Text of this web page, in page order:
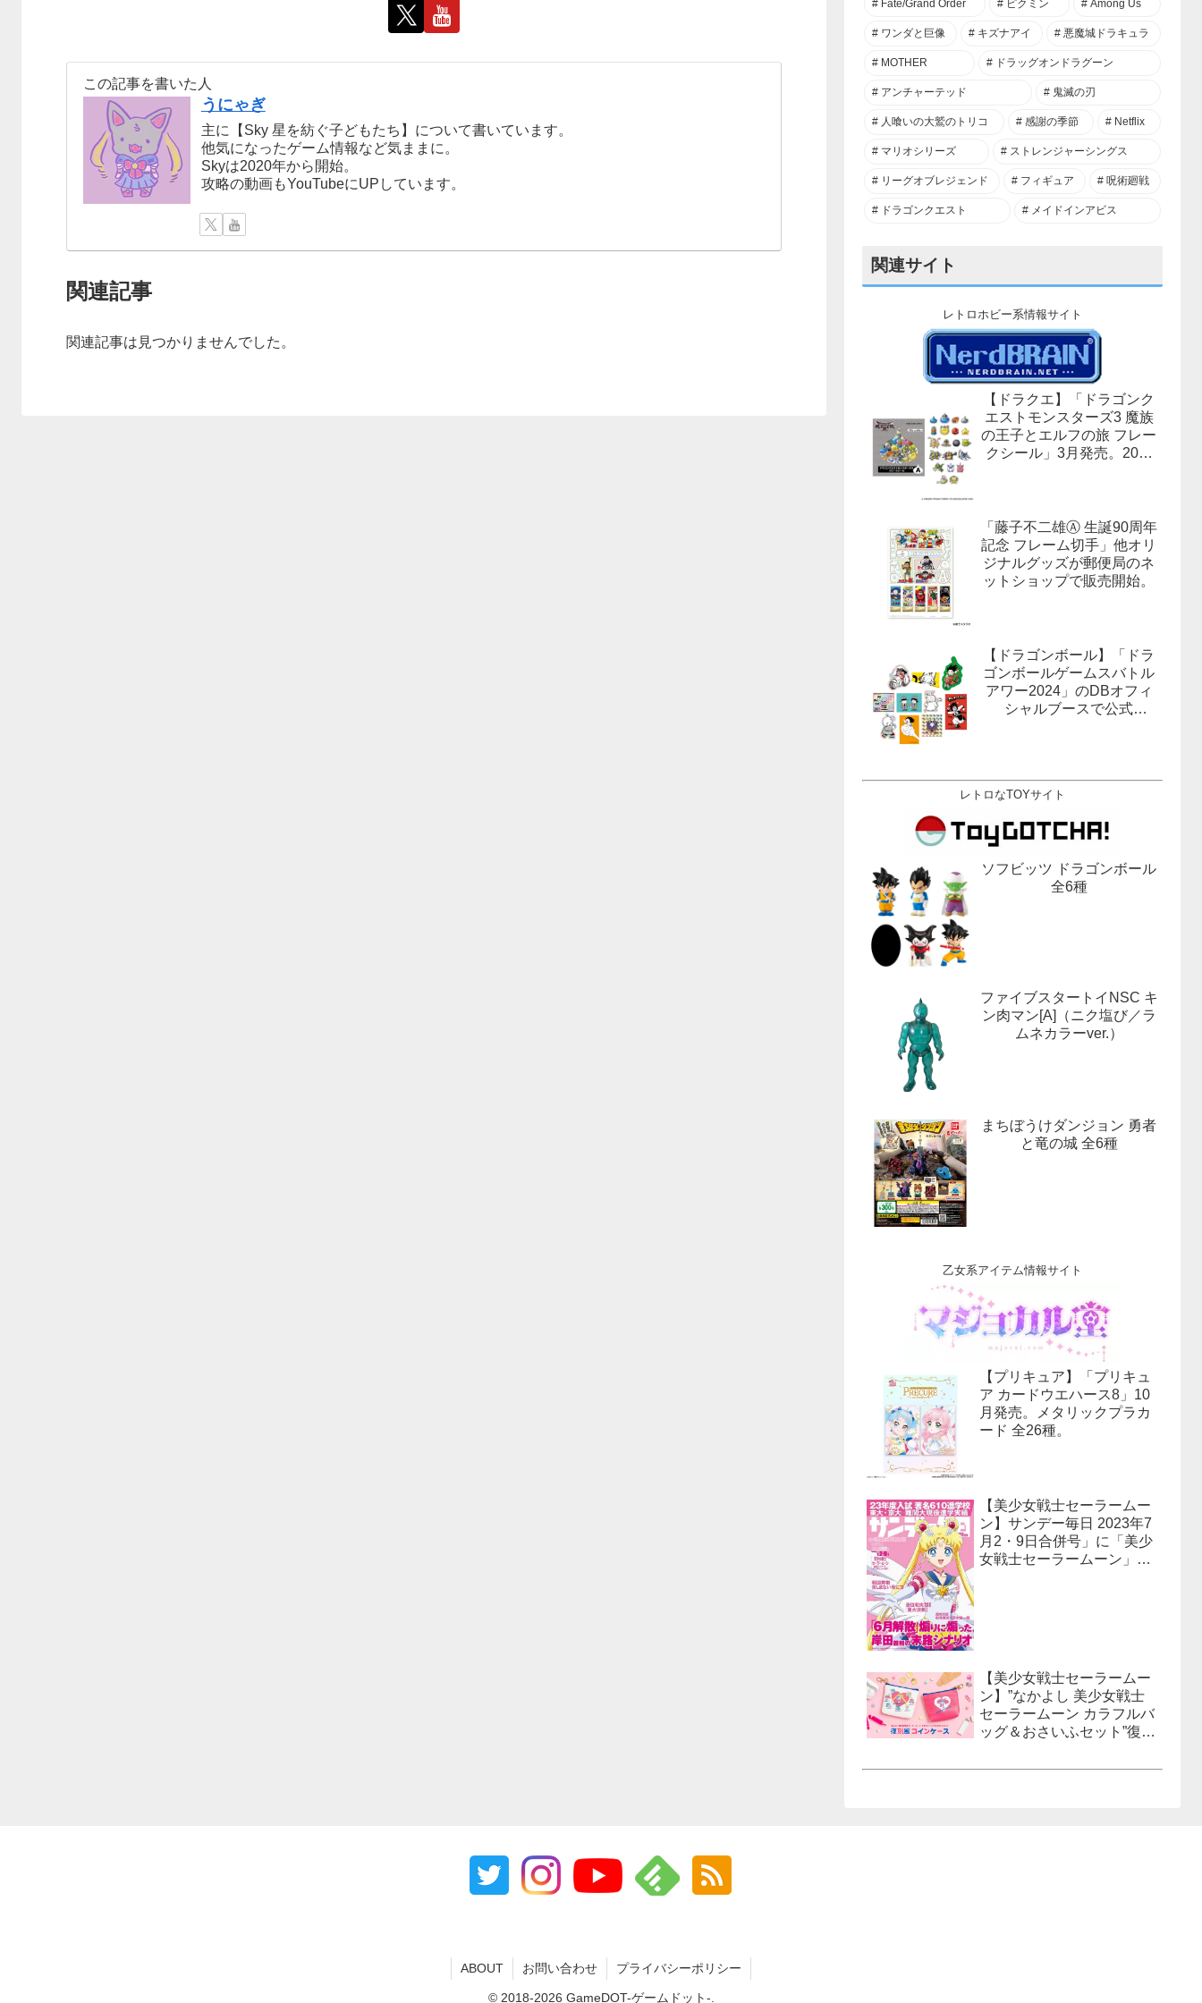
この記事を書いた人
うにゃぎ
主に【Sky 星を紡ぐ子どもたち】について書いています。
他気になったゲーム情報など気ままに。
Skyは2020年から開始。
攻略の動画もYouTubeにUPしています。
関連記事
関連記事は見つかりませんでした。
Fate/Grand Order ピクミン Among Us
ワンダと巨像 キズナアイ 悪魔城ドラキュラ
MOTHER ドラッグオンドラグーン
アンチャーテッド 鬼滅の刃
人喰いの大鷲のトリコ 感謝の季節 Netflix
マリオシリーズ ストレンジャーシングス
リーグオブレジェンド フィギュア 呪術廻戦
ドラゴンクエスト メイドインアビス
関連サイト
レトロホビー系情報サイト
【ドラクエ】「ドラゴンク
エストモンスターズ3 魔族
の王子とエルフの旅 フレー
クシール」3月発売。20柄
「藤子不二雄Ⓐ 生誕90周年
記念 フレーム切手」他オリ
ジナルグッズが郵便局のネ
ットショップで販売開始。
【ドラゴンボール】「ドラ
ゴンボールゲームスバトル
アワー2024」のDBオフィ
シャルブースで公式
る。1月27日,28日@ロサン
ゼルス。
レトロなTOYサイト
ソフビッツ ドラゴンボール
全6種
ファイブスタートイNSC キ
ン肉マン[A]（ニク塩び／ラ
ムネカラーver.）
まちぼうけダンジョン 勇者
と竜の城 全6種
乙女系アイテム情報サイト
【プリキュア】「プリキュ
ア カードウエハース8」10
月発売。メタリックプラカ
ード 全26種。
【美少女戦士セーラームー
ン】サンデー毎日 2023年7
月2・9日合併号」に「美少
女戦士セーラームーン」30
【美少女戦士セーラームー
ン】”なかよし 美少女戦士
セーラームーン カラフルバ
ッグ＆おさいふセット”復刻
定！
ABOUT お問い合わせ プライバシーポリシー
© 2018-2026 GameDOT-ゲームドット-.